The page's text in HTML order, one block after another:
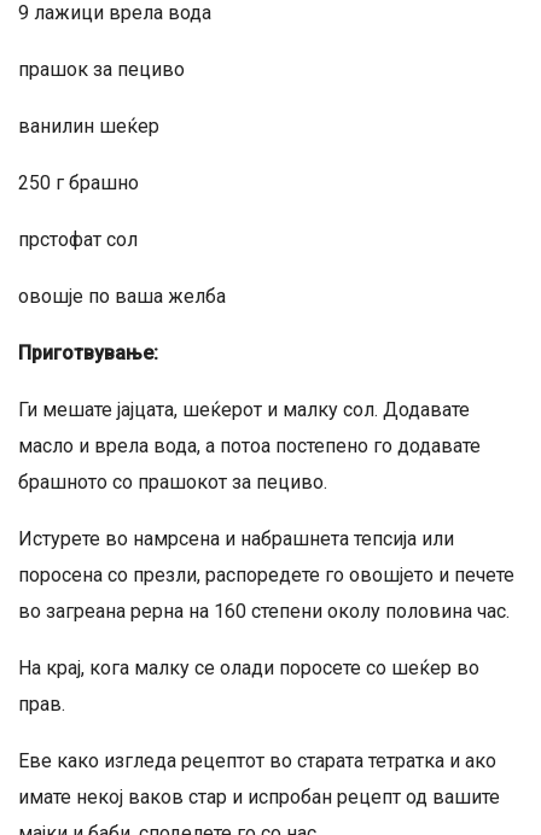
9 лажици врела вода
прашок за пециво
ванилин шеќер
250 г брашно
прстофат сол
овошје по ваша желба
Приготвување:
Ги мешате јајцата, шеќерот и малку сол. Додавате
масло и врела вода, а потоа постепено го додавате
брашното со прашокот за пециво.
Истурете во намрсена и набрашнета тепсија или
поросена со презли, распоредете го овошјето и печете
во загреана рерна на 160 степени околу половина час.
На крај, кога малку се олади поросете со шеќер во
прав.
Еве како изгледа рецептот во старата тетратка и ако
имате некој ваков стар и испробан рецепт од вашите